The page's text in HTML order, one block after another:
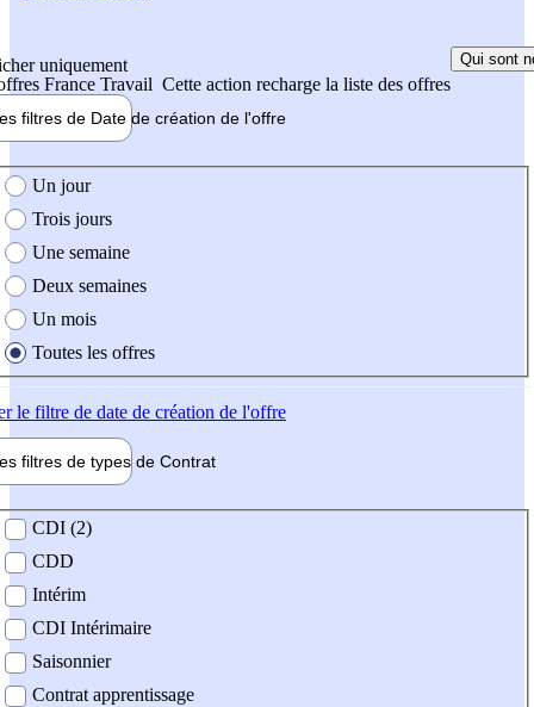
uniquement
France Travail Cette action recharge la liste des offres
Qui sont
filtres de Date de création de l'offre
création de l'offre
Un jour
Trois jours
Une semaine
Deux semaines
Un mois
Toutes les offres
le filtre de date de création de l'offre
filtres de types de Contrat
contrat
CDI (2)
CDD
Intérim
CDI Intérimaire
Saisonnier
Contrat apprentissage